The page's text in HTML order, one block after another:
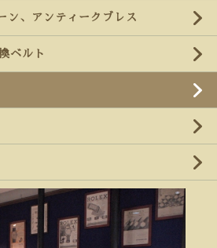
ン、アンティークブレス
ベルト